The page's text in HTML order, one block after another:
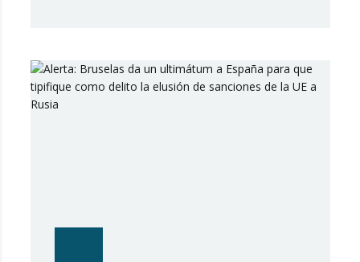
implica obligaciones administrativas de alta y
cotización, sino…